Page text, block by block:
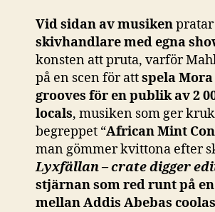
Vid sidan av musiken
skivhandlare med egna
konsten att pruta, varför
på en scen för attspela
grooves för en publik av 2
locals, musiken som ger
begreppet “African Mint
man gömmer kvittona efter
Lyxfällan – crate digger
stjärnan som red runt på
mellan Addis Abebas